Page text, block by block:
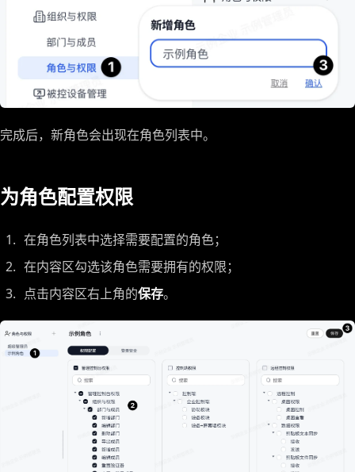
完成后，新角色会出现在角色列表中。
为角色配置权限
在角色列表中选择需要配置的角色；
在内容区勾选该角色需要拥有的权限；
点击内容区右上角的保存。